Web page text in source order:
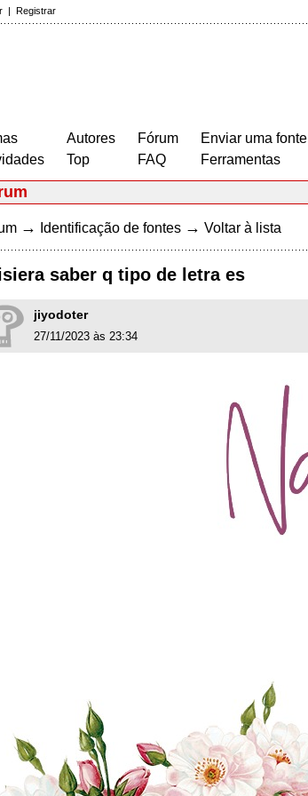
| Registrar
Autores
Top
Fórum
FAQ
Enviar uma fonte
Ferramentas
→ Identificação de fontes → Voltar à lista
saber q tipo de letra es
jiyodoter
27/11/2023 às 23:34